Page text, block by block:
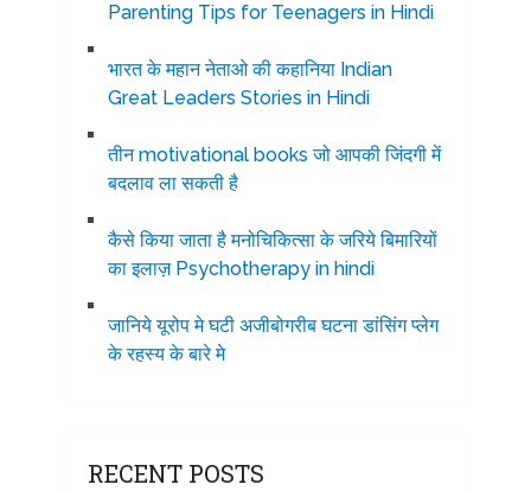
Parenting Tips for Teenagers in Hindi
भारत के महान नेताओ की कहानिया Indian
Great Leaders Stories in Hindi
तीन motivational books जो आपकी जिंदगी में
बदलाव ला सकती है
कैसे किया जाता है मनोचिकित्सा के जरिये बिमारियों
का इलाज़ Psychotherapy in hindi
जानिये यूरोप मे घटी अजीबोगरीब घटना डांसिंग प्लेग
के रहस्य के बारे मे
RECENT POSTS